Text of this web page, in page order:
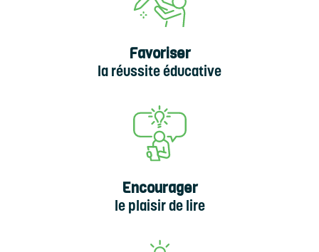
Favoriser
la réussite éducative
Encourager
le plaisir de lire